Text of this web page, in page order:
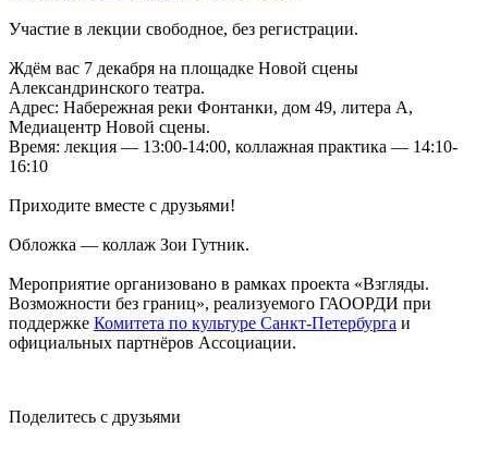
Участие в лекции свободное, без регистрации.
Ждём вас 7 декабря на площадке Новой сцены
Александринского театра.
Адрес: Набережная реки Фонтанки, дом 49, литера А,
Медиацентр Новой сцены.
Время: лекция — 13:00-14:00, коллажная практика — 14:10-
16:10
Приходите вместе с друзьями!
Обложка — коллаж Зои Гутник.
Мероприятие организовано в рамках проекта «Взгляды.
Возможности без границ», реализуемого ГАООРДИ при
поддержке Комитета по культуре Санкт-Петербурга и
официальных партнёров Ассоциации.
Поделитесь с друзьями